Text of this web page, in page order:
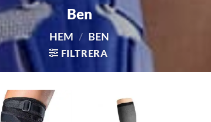
Ben
HEM / BEN
FILTRERA